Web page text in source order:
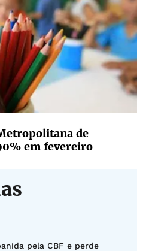
de
em fevereiro
pela CBF e perde